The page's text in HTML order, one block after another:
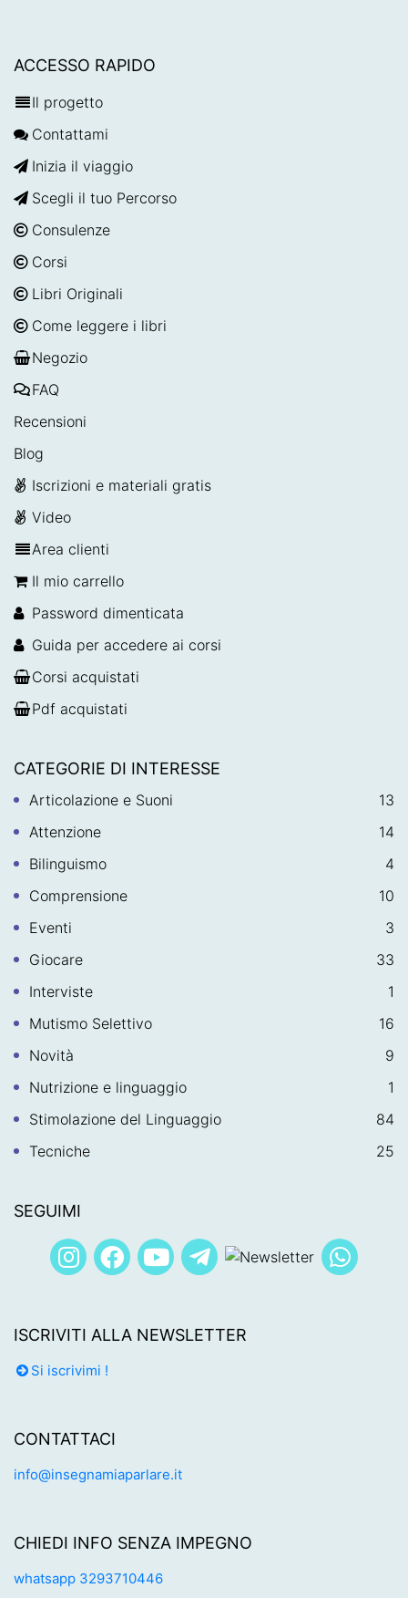
ACCESSO RAPIDO
Il progetto
Contattami
Inizia il viaggio
Scegli il tuo Percorso
Consulenze
Corsi
Libri Originali
Come leggere i libri
Negozio
FAQ
Recensioni
Blog
Iscrizioni e materiali gratis
Video
Area clienti
Il mio carrello
Password dimenticata
Guida per accedere ai corsi
Corsi acquistati
Pdf acquistati
CATEGORIE DI INTERESSE
Articolazione e Suoni
13
Attenzione
14
Bilinguismo
4
Comprensione
10
Eventi
3
Giocare
33
Interviste
1
Mutismo Selettivo
16
Novità
9
Nutrizione e linguaggio
1
Stimolazione del Linguaggio
84
Tecniche
25
SEGUIMI
ISCRIVITI ALLA NEWSLETTER
Si iscrivimi !
CONTATTACI
info@insegnamiaparlare.it
CHIEDI INFO SENZA IMPEGNO
whatsapp 3293710446